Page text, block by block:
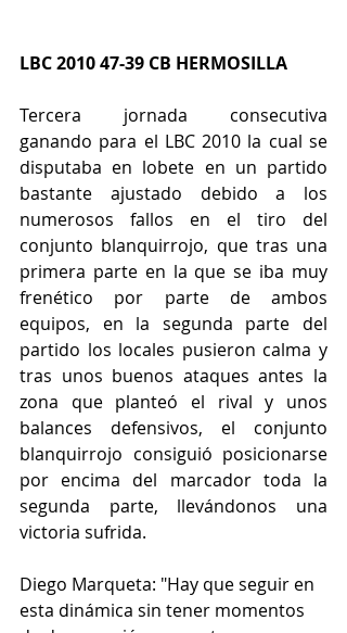
LBC 2010 47-39 CB HERMOSILLA
Tercera jornada consecutiva
ganando para el LBC 2010 la cual se
disputaba en lobete en un partido
bastante ajustado debido a los
numerosos fallos en el tiro del
conjunto blanquirrojo, que tras una
primera parte en la que se iba muy
frenético por parte de ambos
equipos, en la segunda parte del
partido los locales pusieron calma y
tras unos buenos ataques antes la
zona que planteó el rival y unos
balances defensivos, el conjunto
blanquirrojo consiguió posicionarse
por encima del marcador toda la
segunda parte, llevándonos una
victoria sufrida.
Diego Marqueta: "Hay que seguir en
esta dinámica sin tener momentos